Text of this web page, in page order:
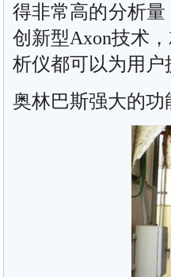
得非常高的分析
创新型Axon技术
析仪都可以为用
奥林巴斯强大的